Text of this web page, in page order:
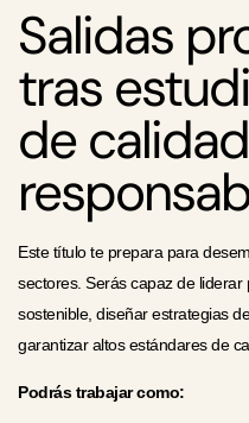
Salidas
tras
de
Este título te prepara para
sectores. Serás capaz de
sostenible, diseñar estrategias
garantizar altos estándares de
Podrás trabajar como: